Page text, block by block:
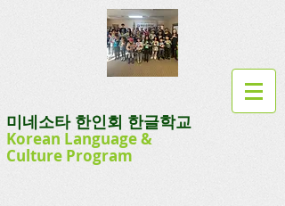
미네소타 한인회 한글학교
Korean Language&
Culture Program